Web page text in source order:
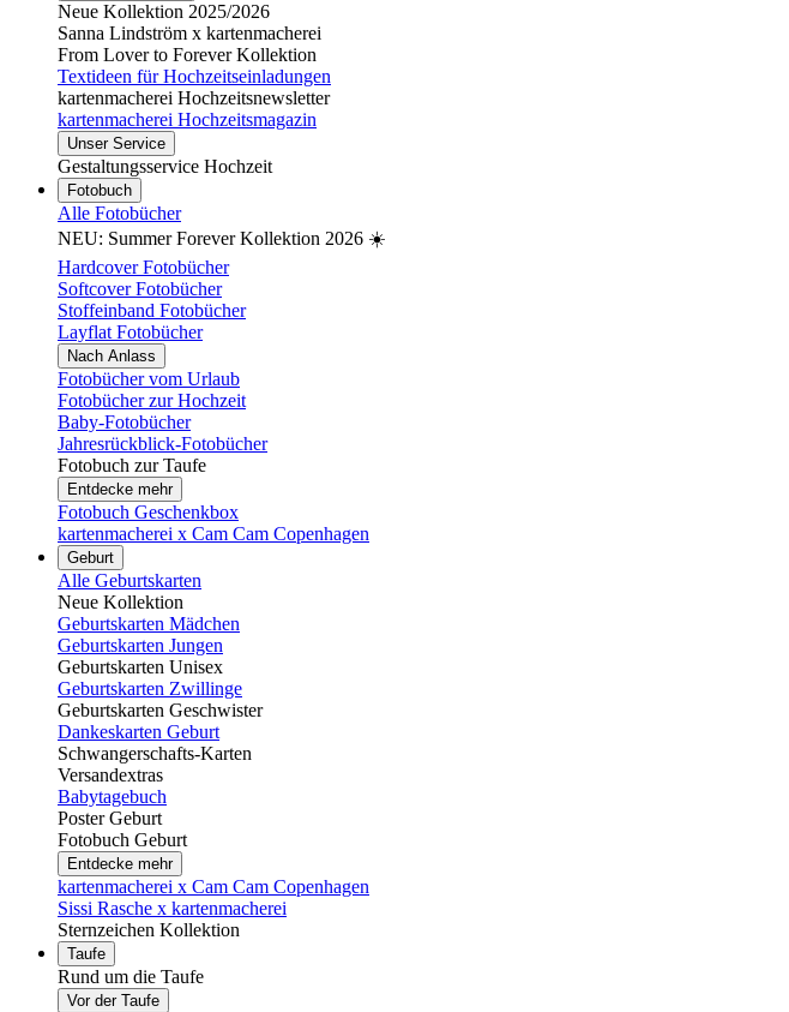
Neue Kollektion 2025/2026
Sanna Lindström x kartenmacherei
From Lover to Forever Kollektion
Textideen für Hochzeitseinladungen
kartenmacherei Hochzeitsnewsletter
kartenmacherei Hochzeitsmagazin
Unser Service
Gestaltungsservice Hochzeit
Fotobuch
Alle Fotobücher
NEU: Summer Forever Kollektion 2026 ☀️
Hardcover Fotobücher
Softcover Fotobücher
Stoffeinband Fotobücher
Layflat Fotobücher
Nach Anlass
Fotobücher vom Urlaub
Fotobücher zur Hochzeit
Baby-Fotobücher
Jahresrückblick-Fotobücher
Fotobuch zur Taufe
Entdecke mehr
Fotobuch Geschenkbox
kartenmacherei x Cam Cam Copenhagen
Geburt
Alle Geburtskarten
Neue Kollektion
Geburtskarten Mädchen
Geburtskarten Jungen
Geburtskarten Unisex
Geburtskarten Zwillinge
Geburtskarten Geschwister
Dankeskarten Geburt
Schwangerschafts-Karten
Versandextras
Babytagebuch
Poster Geburt
Fotobuch Geburt
Entdecke mehr
kartenmacherei x Cam Cam Copenhagen
Sissi Rasche x kartenmacherei
Sternzeichen Kollektion
Taufe
Rund um die Taufe
Vor der Taufe